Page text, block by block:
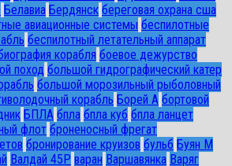
Белавиа Бердянск береговая охрана сша
авиационные системы беспилотные
беспилотный летательный аппарат
корабля боевое дежурство
поход большой гидрографический катер
большой морозильный рыболовный
корабль Борей А бортовой
БПЛА бпла бпла куб бпла ланцет
флот броненосный фрегат
бронирование круизов бульб Буян М
Валдай 45Р варан Варшавянка Варяг